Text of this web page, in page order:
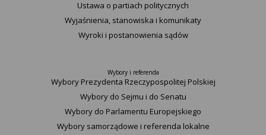
Ustawa o partiach politycznych
Wyjaśnienia, stanowiska i komunikaty
Wyroki i postanowienia sądów
Wybory i referenda
Wybory Prezydenta Rzeczypospolitej Polskiej
Wybory do Sejmu i do Senatu
Wybory do Parlamentu Europejskiego
Wybory samorządowe i referenda lokalne